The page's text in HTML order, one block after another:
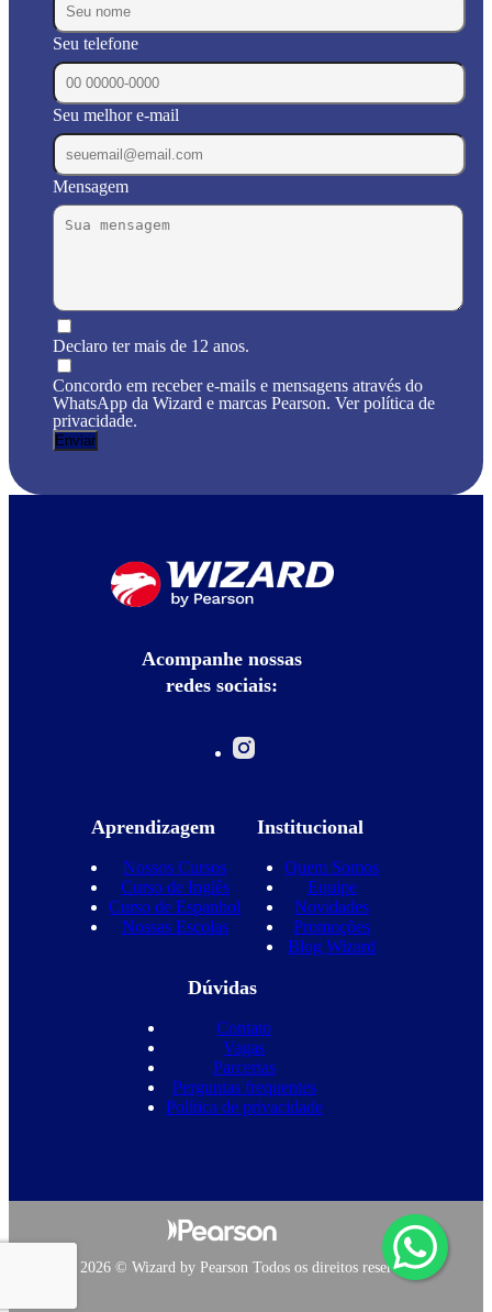
Seu telefone
Seu melhor e-mail
Mensagem
Declaro ter mais de 12 anos.
Concordo em receber e-mails e mensagens através do
WhatsApp da Wizard e marcas Pearson. Ver política de
privacidade.
Acompanhe nossas
redes sociais:
Aprendizagem
Nossos Cursos
Curso de Inglês
Curso de Espanhol
Nossas Escolas
Institucional
Quem Somos
Equipe
Novidades
Promoções
Blog Wizard
Dúvidas
Contato
Vagas
Parcerias
Perguntas frequentes
Política de privacidade
Copyright 2026 © Wizard by Pearson Todos os direitos reservados.